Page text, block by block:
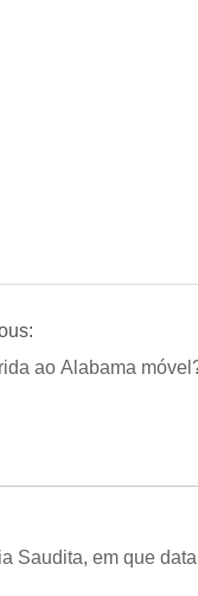
ao Alabama
Saudita, em que